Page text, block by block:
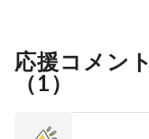
応援コメント
（1）